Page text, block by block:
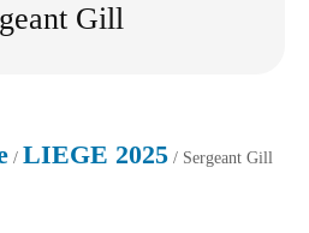
Gill
/ LIEGE 2025/ Sergeant Gill